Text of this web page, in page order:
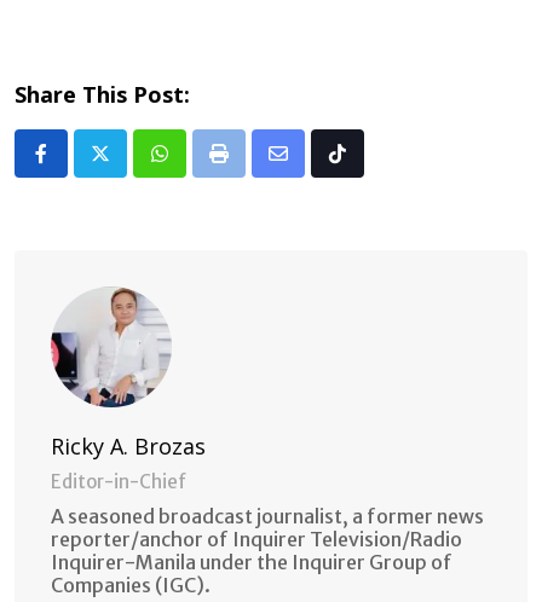
Share This Post:
Whatsapp
Print
Share Tiktok
Ricky A. Brozas
Editor-in-Chief
A seasoned broadcast journalist, a former news
reporter/anchor of Inquirer Television/Radio
Inquirer-Manila under the Inquirer Group of
Companies (IGC).